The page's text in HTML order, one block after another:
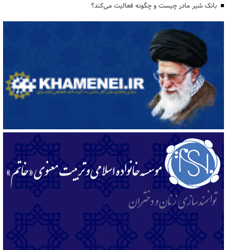
بانک شیر مادر چیست و چگونه فعالیت می‌کند؟